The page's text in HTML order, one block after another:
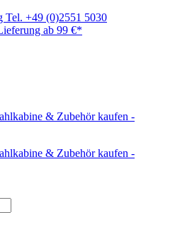
Tel. +49 (0)2551 5030
ab 99 €*